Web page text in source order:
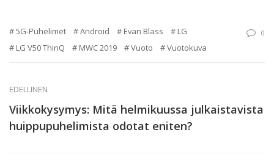
5G-Puhelimet Android Evan Blass
LG
LG V50 ThinQ
MWC 2019 Vuoto Vuotokuva
0
EDELLINEN
Viikkokysymys: Mitä helmikuussa julkaistavista
huippupuhelimista odotat eniten?